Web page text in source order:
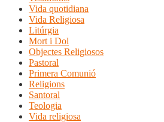
Vida quotidiana
Vida Religiosa
Litúrgia
Mort i Dol
Objectes Religiosos
Pastoral
Primera Comunió
Religions
Santoral
Teologia
Vida religiosa